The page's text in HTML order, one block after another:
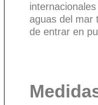
aguas del mar
de entrar en